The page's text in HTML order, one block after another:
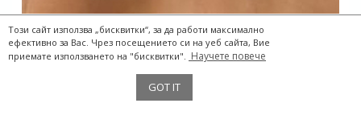
The Two Storks® 2017
Този сайт използва „бисквитки“, за да работи максимално
ефективно за Вас. Чрез посещението си на уеб сайта, Вие
приемате използването на "бисквитки".
Научете повече
GOT IT